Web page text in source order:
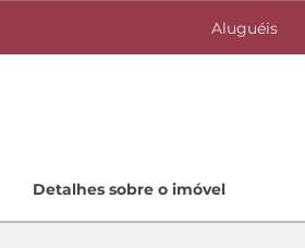
Aluguéis
Investimentos
Detalhes sobre o imóvel